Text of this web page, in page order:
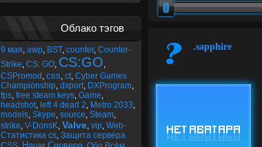
Облако тэгов
9 мая, awp, BST, counter, Counter-
Strike, CS: GO, CS:GO,
CSPromod , css, ct, Cyber Games
Championship, dxport, DXProgram,
fps, free steam keys, Game,
headshot, left 4 dead 2, Metro 2033,
models, Skype, source, Steam,
strike, V-DonsK, Valve, vip, Web-
Статистика cs, Защита сервера
.sapphire